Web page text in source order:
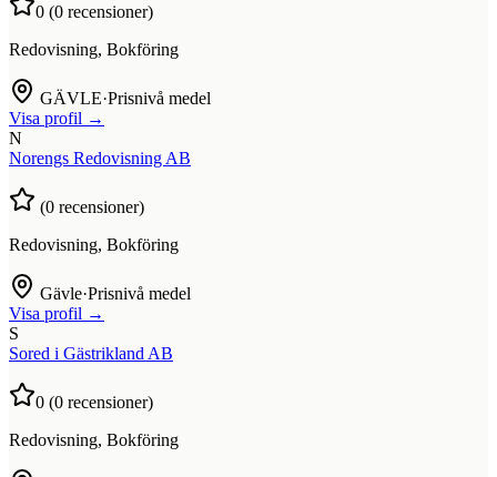
0 (0 recensioner)
Redovisning, Bokföring
GÄVLE·Prisnivå medel
Visa profil →
N
Norengs Redovisning AB
(0 recensioner)
Redovisning, Bokföring
Gävle·Prisnivå medel
Visa profil →
S
Sored i Gästrikland AB
0 (0 recensioner)
Redovisning, Bokföring